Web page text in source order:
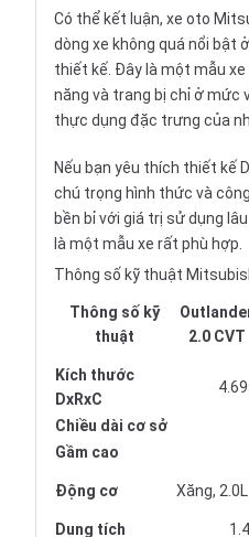
Có thể kết luận, xe oto
dòng xe không quá nổi bật
thiết kế. Đây là một mẫu
năng và trang bị chỉ ở mức
thực dụng đặc trưng của
Nếu bạn yêu thích thiết kế
chú trọng hình thức và
bền bỉ với giá trị sử dụng
là một mẫu xe rất phù hợp.
Thông số kỹ thuật
Thông số kỹ
thuật
2.0 CVT
Kích thước
DxRxC
Chiều dài cơ sở
Gầm cao
Động cơ Xăng,
Dung tích